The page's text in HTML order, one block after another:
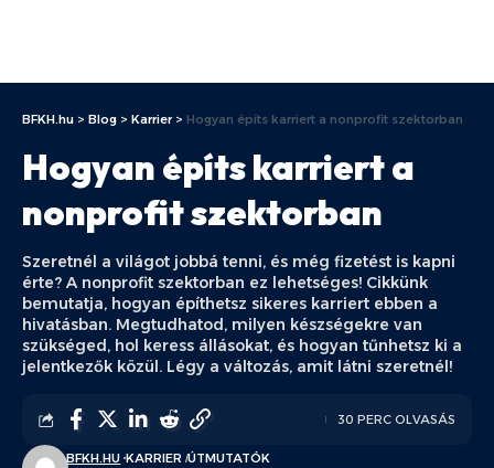
BFKH.hu > Blog > Karrier> Hogyan építs karriert a nonprofit szektorban
Hogyan építs karriert a
nonprofit szektorban
Szeretnél a világot jobbá tenni, és még fizetést is kapni
érte? A nonprofit szektorban ez lehetséges! Cikkünk
bemutatja, hogyan építhetsz sikeres karriert ebben a
hivatásban. Megtudhatod, milyen készségekre van
szükséged, hol keress állásokat, és hogyan tűnhetsz ki a
jelentkezők közül. Légy a változás, amit látni szeretnél!
BFKH.HU KARRIER ÚTMUTATÓK
30 PERC OLVASÁS